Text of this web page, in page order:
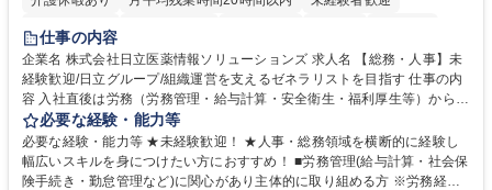
住宅手当あり
育休あり
完全週休2日制 交通費支給 土日祝休み 寮・社宅あり
仕事の内容
企業名 株式会社日立医薬情報ソリューションズ 求人名 【総務・人事】未
経験歓迎/日立グループ/組織運営を支えるゼネラリストを目指す 仕事の内
容 入社直後は労務（労務管理・給与計算・安全衛生・福利厚生等）からお
任せいたします。将来は総務・採用・教育業務へ守備範囲を広げ、組織運
営を支えるゼネラリストをめざせます。 ・初期業務：労働時間管理、給与
計算、社会保険対応、福利厚生管理、安全衛生、健康経営推進等をお任せ
します。ご経験に応じて、休職者管理など、幅広く経験を積んでいただき
必要な経験・能力等
必要な経験・能力等 ★未経験歓迎！ ★人事・総務領域を横断的に経験し
幅広いスキルを身につけたい方におすすめ！ ■労務管理(給与計算・社会保
険手続き・勤怠管理など)に関心があり主体的に取り組める方 ※労務経験